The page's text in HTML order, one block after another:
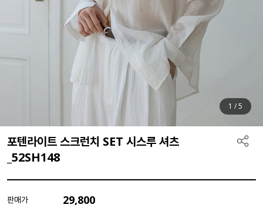
1 /5
포텐라이트 스크런치 SET 시스루 셔츠
_52SH148
판매가 29,800